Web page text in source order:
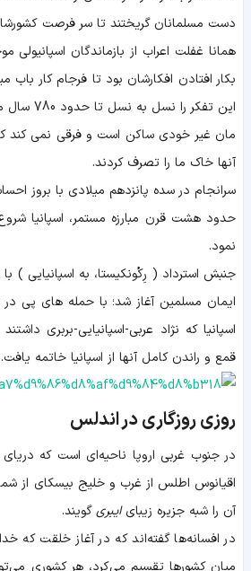
دست مسلمانان گریختند تا سر فرصت
همانا غفلت اعراب از بازماندگان
بکار افتادن افکارشان بود تا فرجام کار باب
این تفکر
مان غیر خودی ساکن است و فرقی نمی کند
آنها خاک ما را تصرف کردند.
سرانجام در سده پانزدهم میلادی با بروز
حدود هشت قرن مبارزه مستمر، اسپانیا
نمود.
جنبش استرداد ( رِکُونکیستا، به اسپانیایی
ایمان مسلمین آغاز شد؛ با حمله های پی
اسپانیا که نژاد عربی-اسپانیایی-بربری
قمع و راندن کامل آنها از اسپانیا خاتمه یافت.
روزی روزگاری در اندلس
در جنوب غربي اروپا ناحيه‌ای است كه
اقيانوس اطلس از غرب و خليج بيسكاي از
آن را شبه جزيره زیبایايبریگویند.
در افسانه‌ها گفته‌اند که در آغاز خلقت که
میان کشورها تقسیم می‌کرد، هر کشوری